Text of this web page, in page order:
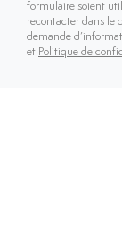
formulaire soient
recontacter dans le
demande
et Politique de